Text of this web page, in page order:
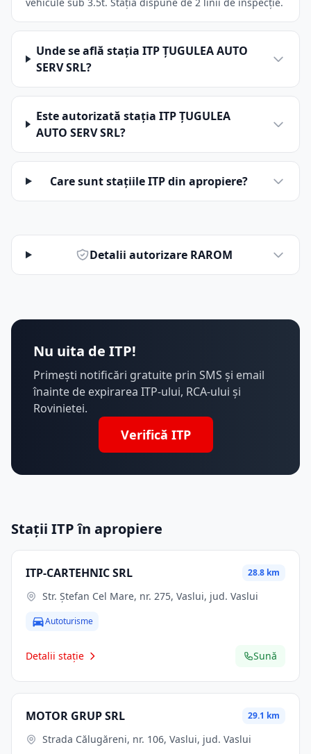
Unde se află stația ITP ŢUGULEA AUTO
SERV SRL?
Este autorizată stația ITP ŢUGULEA
AUTO SERV SRL?
Care sunt stațiile ITP din apropiere?
Detalii autorizare RAROM
Nu uita de ITP!
Primești notificări gratuite prin SMS și email
înainte de expirarea ITP-ului, RCA-ului și
Rovinietei.
Verifică ITP
Stații ITP în apropiere
ITP-CARTEHNIC SRL 28.8 km
Str. Ştefan Cel Mare, nr. 275, Vaslui, jud. Vaslui
Autoturisme
Detalii stație Sună
MOTOR GRUP SRL 29.1 km
Strada Călugăreni, nr. 106, Vaslui, jud. Vaslui